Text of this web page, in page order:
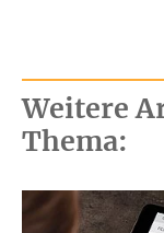
Weitere
Thema: